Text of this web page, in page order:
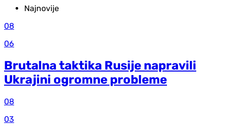
Najnovije
08
06
Brutalna taktika Rusije napravili
Ukrajini ogromne probleme
08
03